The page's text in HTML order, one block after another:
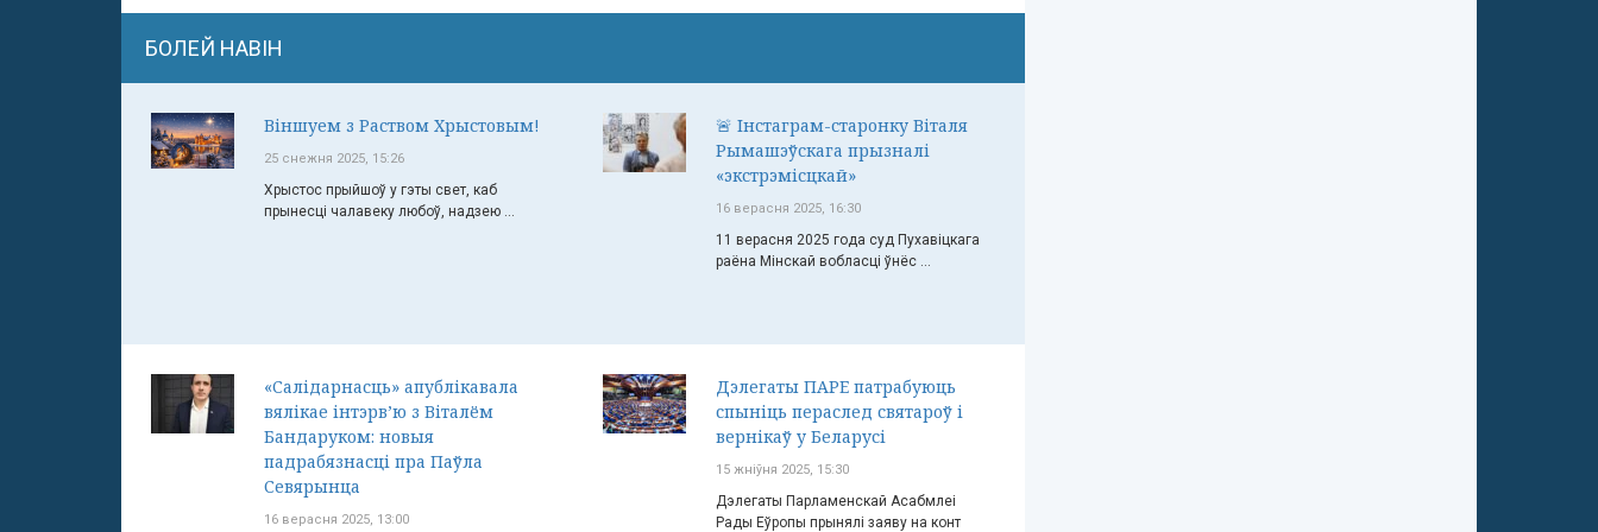
БОЛЕЙ НАВІН
Віншуем з Раством Хрыстовым!
25 снежня 2025, 15:26
Хрыстос прыйшоў у гэты свет, каб
прынесці чалавеку любоў, надзею ...
🚨 Інстаграм-старонку Віталя
Рымашэўскага прызналі
«экстрэмісцкай»
16 верасня 2025, 16:30
11 верасня 2025 года суд Пухавіцкага
раёна Мінскай вобласці ўнёс ...
«Салідарнасць» апублікавала
вялікае інтэрв’ю з Віталём
Бандаруком: новыя
падрабязнасці пра Паўла
Севярынца
16 верасня 2025, 13:00
Дэлегаты ПАРЕ патрабуюць
спыніць пераслед святароў і
вернікаў у Беларусі
15 жніўня 2025, 15:30
Дэлегаты Парламенскай Асабмлеі
Рады Еўропы прынялі заяву на конт